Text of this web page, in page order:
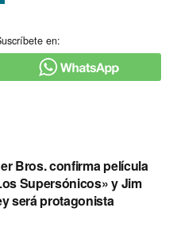
en:
Bros. confirma película
Supersónicos» y Jim
será protagonista